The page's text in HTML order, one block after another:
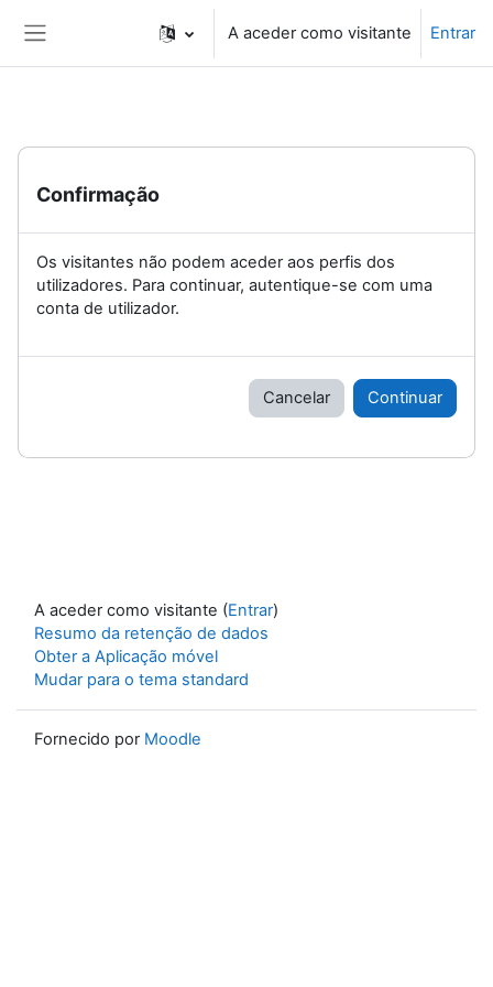
A aceder como visitante Entrar
Confirmação
Os visitantes não podem aceder aos perfis dos
utilizadores. Para continuar, autentique-se com uma
conta de utilizador.
Cancelar Continuar
A aceder como visitante (Entrar)
Resumo da retenção de dados
Obter a Aplicação móvel
Mudar para o tema standard
Fornecido por Moodle